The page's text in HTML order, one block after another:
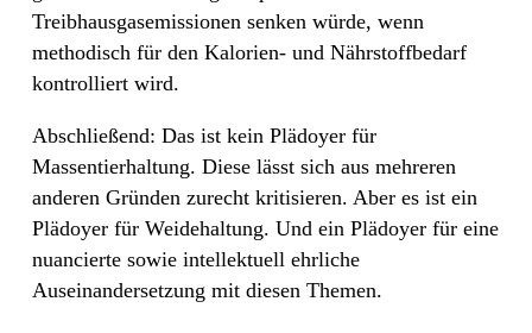
Treibhausgasemissionen senken würde, wenn
methodisch für den Kalorien- und Nährstoffbedarf
kontrolliert wird.
Abschließend: Das ist kein Plädoyer für
Massentierhaltung. Diese lässt sich aus mehreren
anderen Gründen zurecht kritisieren. Aber es ist ein
Plädoyer für Weidehaltung. Und ein Plädoyer für eine
nuancierte sowie intellektuell ehrliche
Auseinandersetzung mit diesen Themen.